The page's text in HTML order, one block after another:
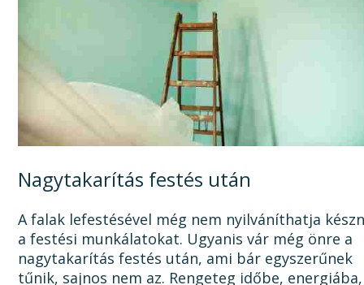
Nagytakarítás festés után
A falak lefestésével még nem nyilváníthatja
a festési munkálatokat. Ugyanis vár még önre a
nagytakarítás festés után, ami bár egyszerűnek
tűnik, sajnos nem az. Rengeteg időbe,